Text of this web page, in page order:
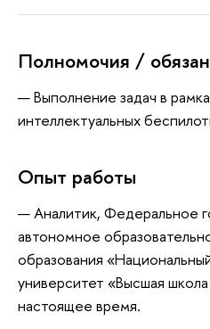
Полномочия /
— Выполнение задач в
интеллектуальных
Опыт работы
— Аналитик, Федеральное
автономное
образования
университет «Высшая
настоящее время.